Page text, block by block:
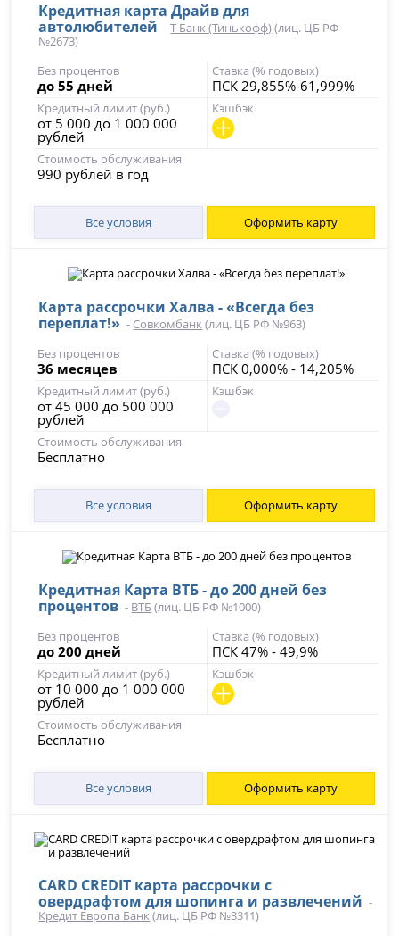
Кредитная карта Драйв для
автолюбителей -Т-Банк (Тинькофф)(лиц. ЦБ РФ
№2673)
Без процентов
до 55 дней
Ставка (% годовых)
ПСК 29,855%-61,999%
Кредитный лимит (руб.)
от 5 000 до 1 000 000
рублей
Кэшбэк
Стоимость обслуживания
990 рублей в год
Все условия Оформить карту
Карта рассрочки Халва - «Всегда без
переплат!» - Совкомбанк (лиц. ЦБ РФ №963)
Без процентов
36 месяцев
Ставка (% годовых)
ПСК 0,000% - 14,205%
Кредитный лимит (руб.)
от 45 000 до 500 000
рублей
Кэшбэк
Стоимость обслуживания
Бесплатно
Все условия Оформить карту
Кредитная Карта ВТБ - до 200 дней без
процентов - ВТБ(лиц. ЦБ РФ №1000)
Без процентов
до 200 дней
Ставка (% годовых)
ПСК 47% - 49,9%
Кредитный лимит (руб.)
от 10 000 до 1 000 000
рублей
Кэшбэк
Стоимость обслуживания
Бесплатно
Все условия Оформить карту
CARD CREDIT карта рассрочки с
овердрафтом для шопинга и развлечений -
Кредит Европа Банк (лиц. ЦБ РФ №3311)